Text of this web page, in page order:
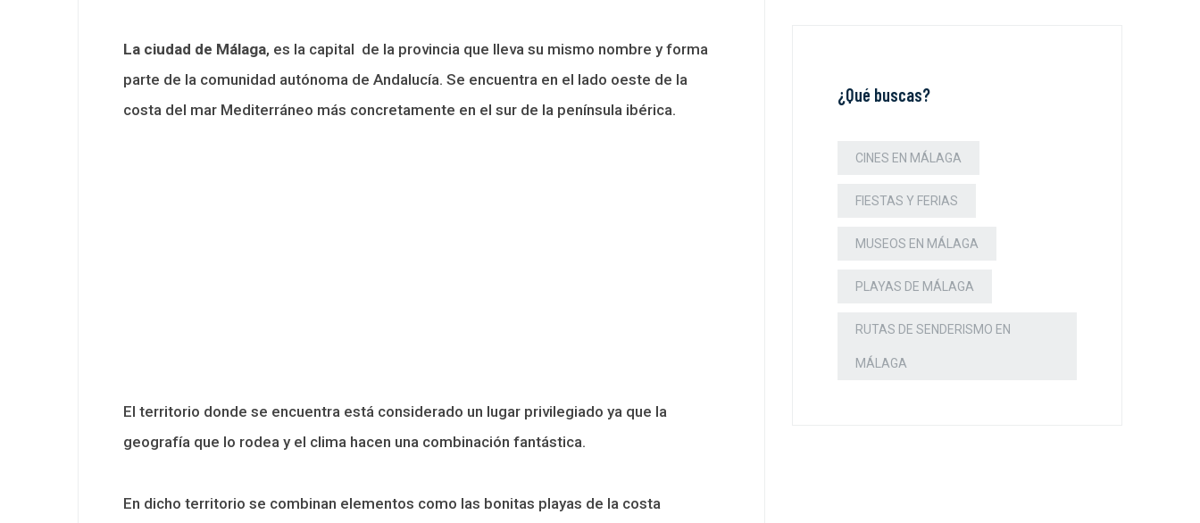
La ciudad de Málaga, es la capital de la provincia que lleva su mismo nombre y forma
parte de la comunidad autónoma de Andalucía. Se encuentra en el lado oeste de la
costa del mar Mediterráneo más concretamente en el sur de la península ibérica.
El territorio donde se encuentra está considerado un lugar privilegiado ya que la
geografía que lo rodea y el clima hacen una combinación fantástica.
En dicho territorio se combinan elementos como las bonitas playas de la costa
¿Qué buscas?
CINES EN MÁLAGA
FIESTAS Y FERIAS
MUSEOS EN MÁLAGA
PLAYAS DE MÁLAGA
RUTAS DE SENDERISMO EN
MÁLAGA